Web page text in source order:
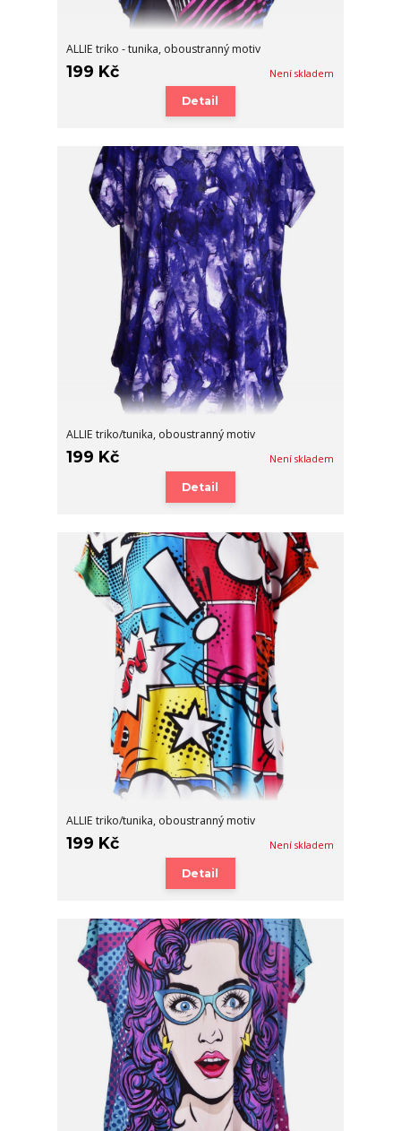
ALLIE triko - tunika, oboustranný motiv
199 Kč Není skladem
Detail
ALLIE triko/tunika, oboustranný motiv
199 Kč Není skladem
Detail
ALLIE triko/tunika, oboustranný motiv
199 Kč Není skladem
Detail